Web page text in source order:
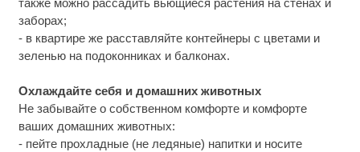
заборах;
- в квартире же расставляйте контейнеры с цветами и
зеленью на подоконниках и балконах.
Охлаждайте себя и домашних животных
Не забывайте о собственном комфорте и комфорте
ваших домашних животных:
- пейте прохладные (не ледяные) напитки и носите